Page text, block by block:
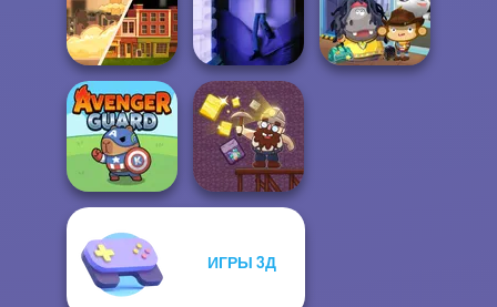
Mind Games for
2-3-4 Player
Dynamons 9
Battleships
Armada
End of War Cursed Dreams
Avenger Guard
ИГРЫ 3Д